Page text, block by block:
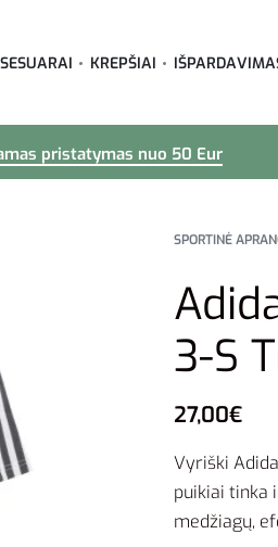
KREPŠIAI
pristatymas nuo 50 Eur
SPORTINĖ
3-S
27,00€
Vyriški
puikiai tinka
medžiagų,